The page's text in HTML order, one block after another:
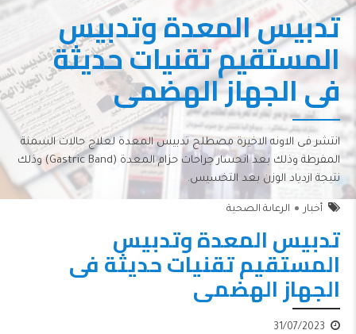
تدبيس المعدة وتدبيس
المستقيم تقنيات حديثة
فى الجهاز الهضمى
انتشر فى الاونه الاخيرة مصطلح تدبيس المعدة لعلاج حالات السمنة
المفرطة وذلك بعد انحسار جراحات حزام المعدة (Gastric Band) وذلك
نتيجة ازدياد الوزن بعد التخسيس.
أخبار الرعاىة الصحية
تدبيس المعدة وتدبيس
المستقيم تقنيات حديثة فى
الجهاز الهضمى
31/07/2023